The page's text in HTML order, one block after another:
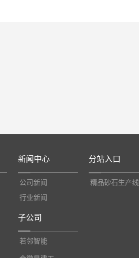
新闻中心
公司新闻
行业新闻
子公司
若邻智能
分站入口
精品砂石生产线